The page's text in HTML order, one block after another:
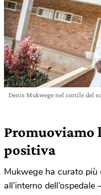
Denis Mukwege nel cortile del
Promuoviamo
positiva
Mukwege ha curato più
all’interno dell’ospedale